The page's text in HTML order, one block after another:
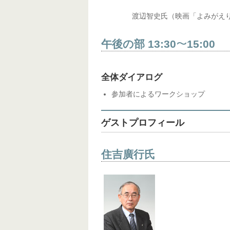
渡辺智史氏（映画「よみがえ
午後の部 13:30〜15:00
全体ダイアログ
参加者によるワークショップ
ゲストプロフィール
住吉廣行氏